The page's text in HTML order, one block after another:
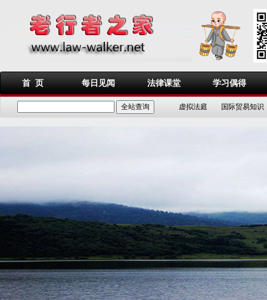
首 页 每日见闻 法律课堂 学习偶得
虚拟法庭 国际贸易知识